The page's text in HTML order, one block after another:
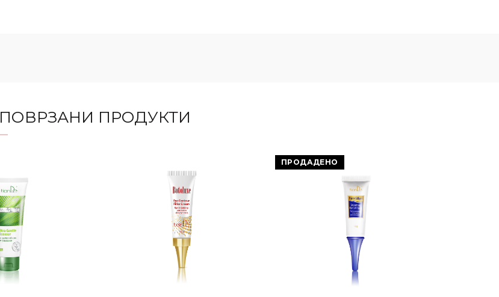
ПОВРЗАНИ ПРОДУКТИ
ПРОДАДЕНО